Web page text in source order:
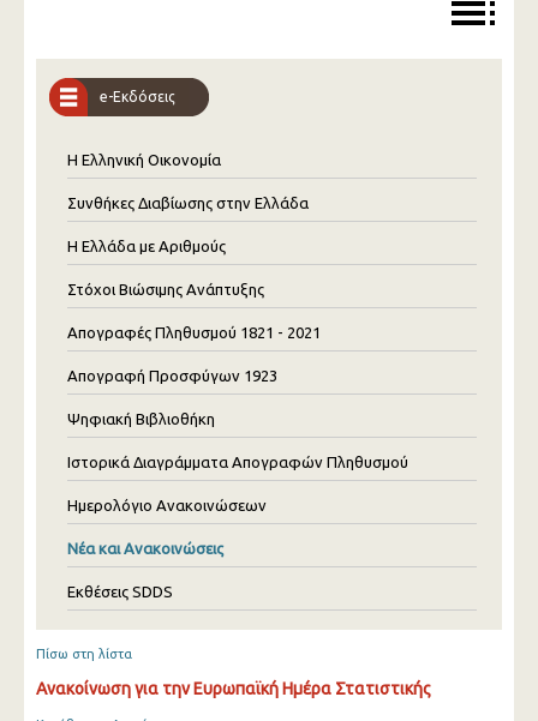
e-Εκδόσεις
Η Ελληνική Οικονομία
Συνθήκες Διαβίωσης στην Ελλάδα
Η Ελλάδα με Αριθμούς
Στόχοι Βιώσιμης Ανάπτυξης
Απογραφές Πληθυσμού 1821 - 2021
Απογραφή Προσφύγων 1923
Ψηφιακή Βιβλιοθήκη
Ιστορικά Διαγράμματα Απογραφών Πληθυσμού
Ημερολόγιο Ανακοινώσεων
Νέα και Ανακοινώσεις
Εκθέσεις SDDS
Πίσω στη λίστα
Ανακοίνωση για την Ευρωπαϊκή Ημέρα Στατιστικής